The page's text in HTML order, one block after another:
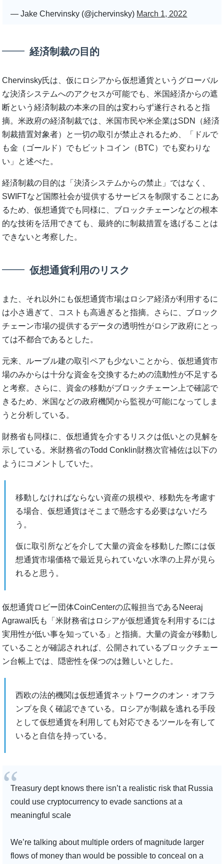
— Jake Chervinsky (@jchervinsky) March 1, 2022
経済制裁の目的
Chervinsky氏は、仮にロシアから仮想通貨というグローバル
な決済システムへのアクセスが可能でも、米国経済からの遮
断という経済制裁の本来の目的は変わらず遂行されると指
摘。米政府の経済制裁では、米国市民や米企業はSDN（経済
制裁措置対象者）と一切の取引が禁止されるため、「ドルで
も金（ゴールド）でもビットコイン（BTC）でも変わりな
い」と述べた。
経済制裁の目的は「決済システムからの禁止」ではなく、
SWIFTなど国際社会が提供するサービスを制限することにあ
るため、仮想通貨でも同様に、ブロックチェーンなどの根本
的な技術を活用できても、最終的に制裁措置を逃げることは
できないと考察した。
仮想通貨利用のリスク
また、それ以外にも仮想通貨市場はロシア経済が利用するに
は小さ過ぎて、コストも高過ぎると指摘。さらに、ブロック
チェーン市場の提供するデータの透明性がロシア政府にとっ
ては不都合であるとした。
元来、ルーブル建の取引ペアも少ないことから、仮想通貨市
場のみからは十分な資金を交換するための流動性が不足する
と考察。さらに、資金の移動がブロックチェーン上で確認で
きるため、米国などの政府機関から監視が可能になってしま
うと分析している。
財務省も同様に、仮想通貨を介するリスクは低いとの見解を
示している。米財務省のTodd Conklin財務次官補佐は以下の
ようにコメントしていた。
移動しなければならない資産の規模や、移動先を考慮す
る場合、仮想通貨はそこまで懸念する必要はないだろ
う。
仮に取引所などを介して大量の資金を移動した際には仮
想通貨市場価格で最近見られていない水準の上昇が見ら
れると思う。
仮想通貨ロビー団体CoinCenterの広報担当であるNeeraj
Agrawal氏も「米財務省はロシアが仮想通貨を利用するには
実用性が低い事を知っている」と指摘。大量の資金が移動し
ていることが確認されれば、公開されているブロックチェー
ン台帳上では、隠密性を保つのは難しいとした。
西欧の法的機関は仮想通貨ネットワークのオン・オフラ
ンプを良く確認できている。ロシアが制裁を逃れる手段
として仮想通貨を利用しても対応できるツールを有して
いると自信を持っている。
Treasury dept knows there isn’t a realistic risk that Russia
could use cryptocurrency to evade sanctions at a
meaningful scale
We’re talking about multiple orders of magnitude larger
flows of money than would be possible to conceal on a